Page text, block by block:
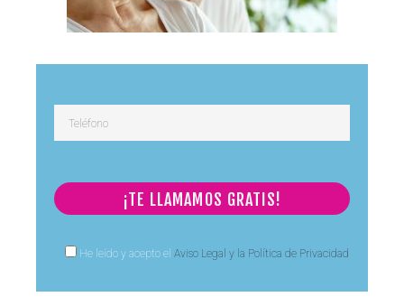
He leído y acepto el Aviso Legal y la Política de Privacidad